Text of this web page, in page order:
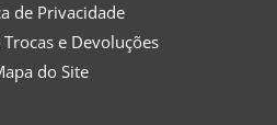
de Privacidade
e Devoluções
do Site